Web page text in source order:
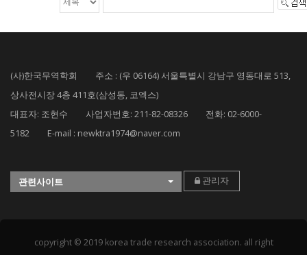
(사)한국무역학회 주소 : (우 06164) 서울특별시 강남구 영동대로 513,
상사전시장 4층 411호(삼성동, 코엑스)
대표자: 조현수 사업자번호: 211-82-08326 전화: 02-6000-
5182 E-mail : newktra1974@naver.com
관련사이트 관리자
copyright © 2019 korea trade research association. all right